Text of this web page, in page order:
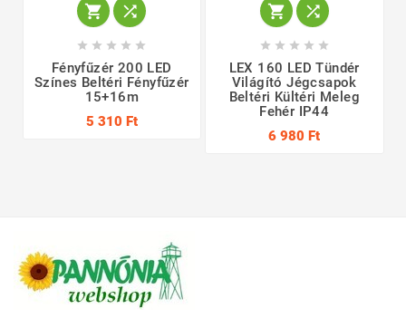
 
    
Fényfűzér 200 LED
Színes Beltéri Fényfűzér
15+16m
5 310 Ft
 
    
LEX 160 LED Tündér
Világító Jégcsapok
Beltéri Kültéri Meleg
Fehér IP44
6 980 Ft